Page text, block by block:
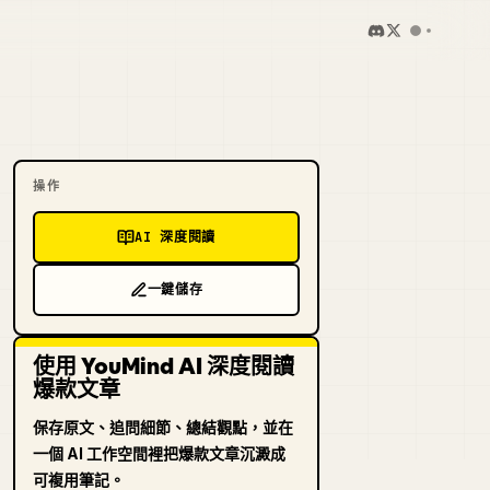
操作
AI 深度閱讀
一鍵儲存
使用 YouMind AI 深度閱讀
爆款文章
保存原文、追問細節、總結觀點，並在
一個 AI 工作空間裡把爆款文章沉澱成
可複用筆記。